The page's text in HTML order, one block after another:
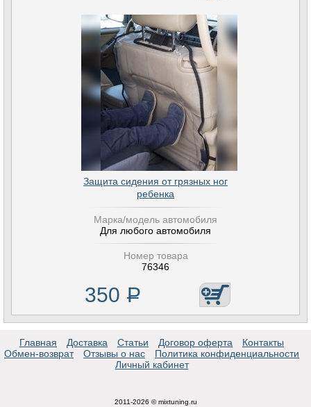
Защита сидения от грязных ног
ребенка
Марка/модель автомобиля
Для любого автомобиля
Номер товара
76346
350 Р
Главная Доставка Статьи Договор оферта
Контакты
Обмен-возврат
Отзывы о нас
Политика конфиденциальности
Личный кабинет
2011-2026 © mixtuning.ru